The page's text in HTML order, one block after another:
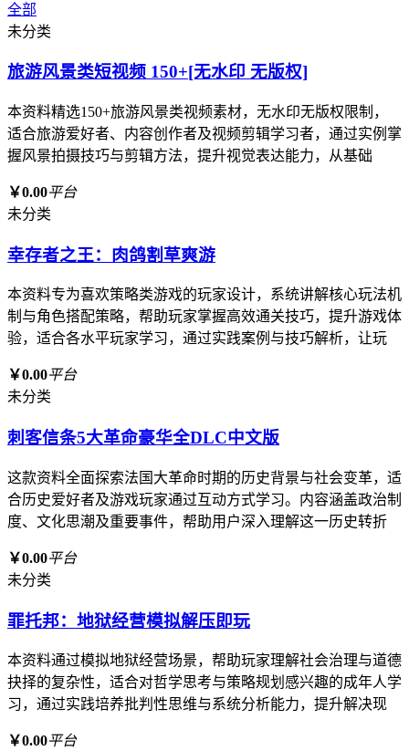
全部
未分类
旅游风景类短视频 150+[无水印 无版权]
本资料精选150+旅游风景类视频素材，无水印无版权限制，
适合旅游爱好者、内容创作者及视频剪辑学习者，通过实例掌
握风景拍摄技巧与剪辑方法，提升视觉表达能力，从基础
￥0.00平台
未分类
幸存者之王：肉鸽割草爽游
本资料专为喜欢策略类游戏的玩家设计，系统讲解核心玩法机
制与角色搭配策略，帮助玩家掌握高效通关技巧，提升游戏体
验，适合各水平玩家学习，通过实践案例与技巧解析，让玩
￥0.00平台
未分类
刺客信条5大革命豪华全DLC中文版
这款资料全面探索法国大革命时期的历史背景与社会变革，适
合历史爱好者及游戏玩家通过互动方式学习。内容涵盖政治制
度、文化思潮及重要事件，帮助用户深入理解这一历史转折
￥0.00平台
未分类
罪托邦：地狱经营模拟解压即玩
本资料通过模拟地狱经营场景，帮助玩家理解社会治理与道德
抉择的复杂性，适合对哲学思考与策略规划感兴趣的成年人学
习，通过实践培养批判性思维与系统分析能力，提升解决现
￥0.00平台